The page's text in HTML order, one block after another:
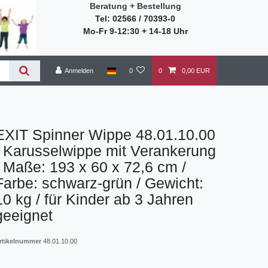
Beratung + Bestellung
Tel: 02566 / 70393-0
Mo-Fr 9-12:30 + 14-18 Uhr
Anmelden 0 0 0,00 EUR
Spinner Wippe 48.01.10.00
Karusselwippe mit Verankerung
Maße: 193 x 60 x 72,6 cm /
schwarz-grün / Gewicht:
kg / für Kinder ab 3 Jahren
48.01.10.00